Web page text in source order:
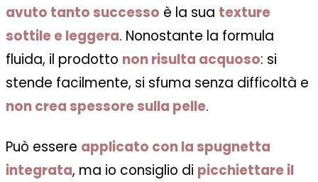
avuto tanto successo è la sua texture
sottile e leggera. Nonostante la formula
fluida, il prodotto non risulta acquoso: si
stende facilmente, si sfuma senza difficoltà e
non crea spessore sulla pelle.
Può essere applicato con la spugnetta
integrata, ma io consiglio di picchiettare il